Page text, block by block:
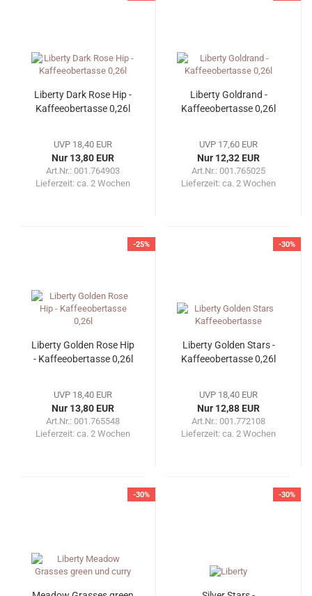
Liberty Dark Rose Hip -
Kaffeeobertasse 0,26l
UVP 18,40 EUR
Nur 13,80 EUR
Art.Nr.: 001.764903
Lieferzeit: ca. 2 Wochen
Liberty Goldrand -
Kaffeeobertasse 0,26l
UVP 17,60 EUR
Nur 12,32 EUR
Art.Nr.: 001.765025
Lieferzeit: ca. 2 Wochen
-25%
Liberty Golden Rose Hip
- Kaffeeobertasse 0,26l
UVP 18,40 EUR
Nur 13,80 EUR
Art.Nr.: 001.765548
Lieferzeit: ca. 2 Wochen
-30%
Liberty Golden Stars -
Kaffeeobertasse 0,26l
UVP 18,40 EUR
Nur 12,88 EUR
Art.Nr.: 001.772108
Lieferzeit: ca. 2 Wochen
-30% -30%